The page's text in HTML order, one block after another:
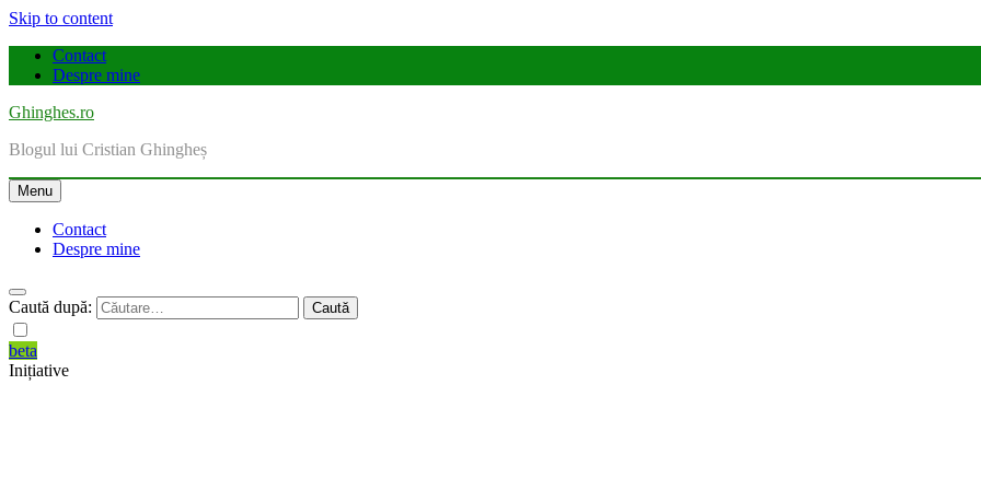
Skip to content
Contact
Despre mine
Ghinghes.ro
Blogul lui Cristian Ghingheș
Menu
Contact
Despre mine
Caută după:
beta
Inițiative